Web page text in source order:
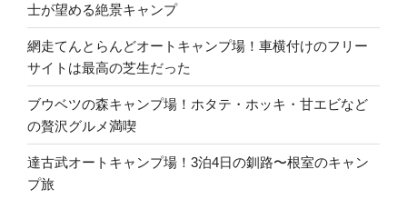
士が望める絶景キャンプ
網走てんとらんどオートキャンプ場！車横付けのフリー
サイトは最高の芝生だった
ブウベツの森キャンプ場！ホタテ・ホッキ・甘エビなど
の贅沢グルメ満喫
達古武オートキャンプ場！3泊4日の釧路〜根室のキャン
プ旅